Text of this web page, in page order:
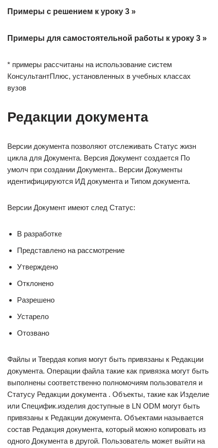
Примеры с решением к уроку 3 »
Примеры для самостоятельной работы к уроку 3 »
* примеры рассчитаны на использование систем
КонсультантПлюс, установленных в учебных классах
вузов
Редакции документа
Версии документа позволяют отслеживать Статус жизн
цикла для Документа. Версия Документ создается По
умолч при создании Документа.. Версии Документы
идентифицируются ИД документа и Типом документа.
Версии Документ имеют след Статус:
В разработке
Представлено на рассмотрение
Утверждено
Отклонено
Разрешено
Устарело
Отозвано
Файлы и Твердая копия могут быть привязаны к Редакции
документа. Операции файла такие как привязка могут быть
выполнены соответственно полномочиям пользователя и
Статусу Редакции документа . Объекты, такие как Изделие
или Специфик.изделия доступные в LN ODM могут быть
привязаны к Редакции документа. Объектами называется
состав Редакция документа, который можно копировать из
одного Документа в другой. Пользователь может выйти на